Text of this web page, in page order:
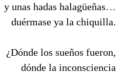
y unas hadas halagüeñas…
duérmase ya la chiquilla.
¿Dónde los sueños fueron,
dónde la inconsciencia